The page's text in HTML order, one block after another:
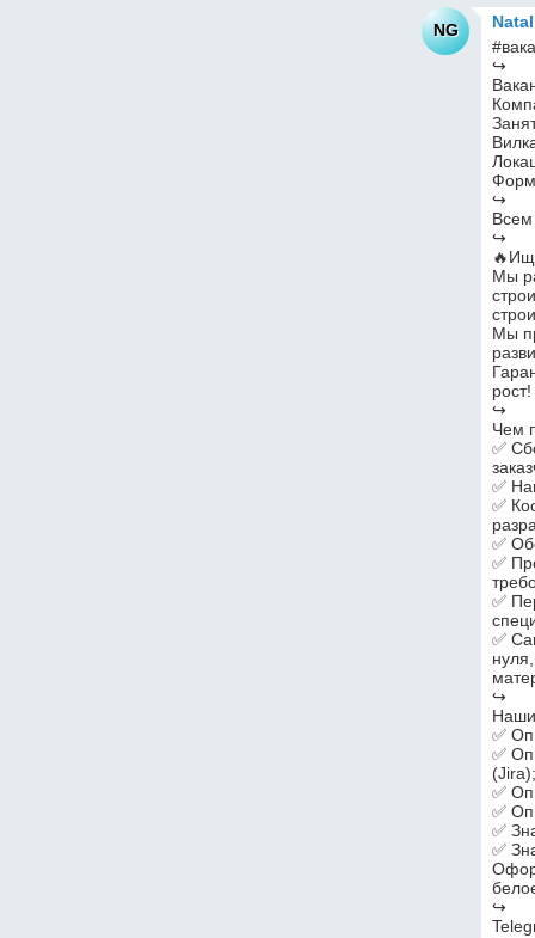
NG
↪
↪
↪
Мы
Мы
рост!
↪
Чем
✅
✅
✅
✅
✅
✅
✅
↪
✅
✅
✅
✅
✅
✅
↪